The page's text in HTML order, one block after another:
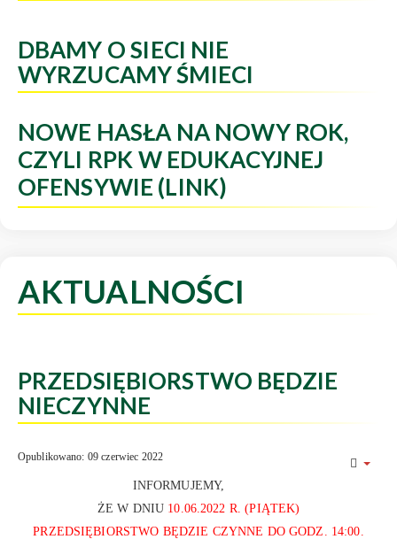
DBAMY O SIECI NIE
WYRZUCAMY ŚMIECI
NOWE HASŁA NA NOWY ROK,
CZYLI RPK W EDUKACYJNEJ
OFENSYWIE (LINK)
AKTUALNOŚCI
PRZEDSIĘBIORSTWO BĘDZIE
NIECZYNNE
Opublikowano: 09 czerwiec 2022
INFORMUJEMY,
ŻE W DNIU 10.06.2022 R. (PIĄTEK)
PRZEDSIĘBIORSTWO BĘDZIE CZYNNE DO GODZ. 14:00.